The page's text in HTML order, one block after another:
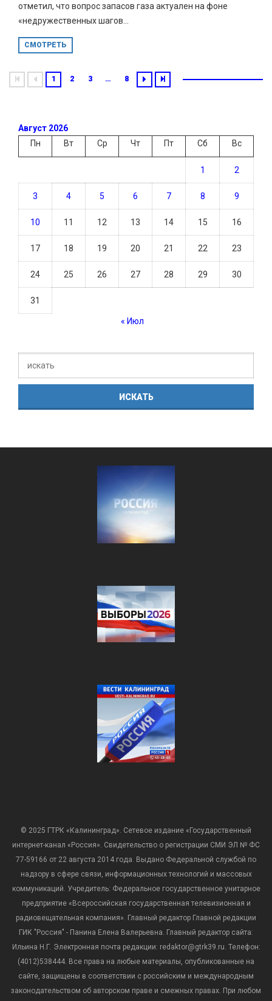
отметил, что вопрос запасов газа актуален на фоне
«недружественных шагов...
СМОТРЕТЬ
1 2 3 … 8
Август 2026
Пн
Вт Ср Чт Пт Сб Вс
1 2
3 4 5 6 7 8 9
10 11 12 13 14 15 16
17 18 19 20 21 22 23
24 25 26 27 28 29 30
31
« Июл
© 2025 ГТРК «Калининград». Сетевое издание «Государственный
интернет-канал «Россия». Свидетельство о регистрации СМИ ЭЛ № ФС
77-59166 от 22 августа 2014 года. Выдано Федеральной службой по
надзору в сфере связи, информационных технологий и массовых
коммуникаций. Учредитель: Федеральное государственное унитарное
предприятие «Всероссийская государственная телевизионная и
радиовещательная компания». Главный редактор Главной редакции
ГИК "Россия" - Панина Елена Валерьевна. Главный редактор сайта:
Ильина Н.Г. Электронная почта редакции: redaktor@gtrk39.ru. Телефон:
(4012)538444. Все права на любые материалы, опубликованные на
сайте, защищены в соответствии с российским и международным
законодательством об авторском праве и смежных правах. При любом